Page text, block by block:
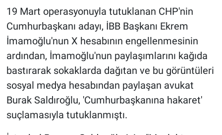
19 Mart operasyonuyla tutuklanan CHP'nin
Cumhurbaşkanı adayı, İBB Başkanı Ekrem
İmamoğlu'nun X hesabının engellenmesinin
ardından, İmamoğlu'nun paylaşımlarını kağıda
bastırarak sokaklarda dağıtan ve bu görüntüleri
sosyal medya hesabından paylaşan avukat
Burak Saldıroğlu, 'Cumhurbaşkanına hakaret'
suçlamasıyla tutuklanmıştı.
Günün görüntüsü
Haber
İlan
Koronavirüs